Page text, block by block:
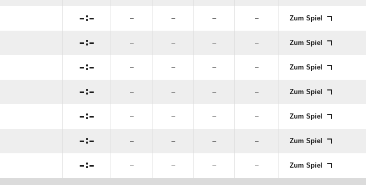
: – – – – Zum Spiel
: – – – – Zum Spiel
: – – – – Zum Spiel
: – – – – Zum Spiel
: – – – – Zum Spiel
: – – – – Zum Spiel
: – – – – Zum Spiel